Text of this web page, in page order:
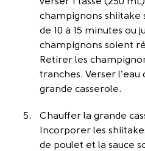
champignons shiitake
de 10 à 15 minutes ou
champignons soient
Retirer les
tranches. Verser
grande casserole.
Chauffer la grande
Incorporer les
de poulet et la sauce